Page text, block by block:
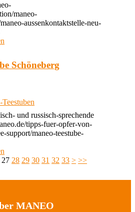
maneo-
aussenkontaktstelle-neu-
Schöneberg
und russisch-sprechende
tipps-fuer-opfer-von-
support/maneo-teestube-
27 28 29 30 31 32 33 > >>
MANEO